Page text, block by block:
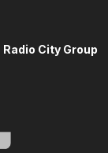
Radio City Group